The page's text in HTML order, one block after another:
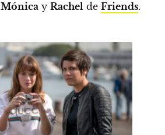
Mónica y Rachel de Friends.